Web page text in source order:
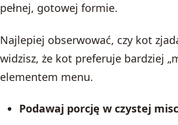
pełnej, gotowej formie.
Najlepiej obserwować, czy kot
widzisz, że kot preferuje bardziej
elementem menu.
Podawaj porcję w czystej